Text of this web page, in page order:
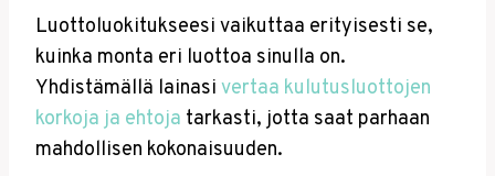
Luottoluokitukseesi vaikuttaa erityisesti se,
kuinka monta eri luottoa sinulla on.
Yhdistämällä lainasi vertaa kulutusluottojen
korkoja ja ehtoja tarkasti, jotta saat parhaan
mahdollisen kokonaisuuden.